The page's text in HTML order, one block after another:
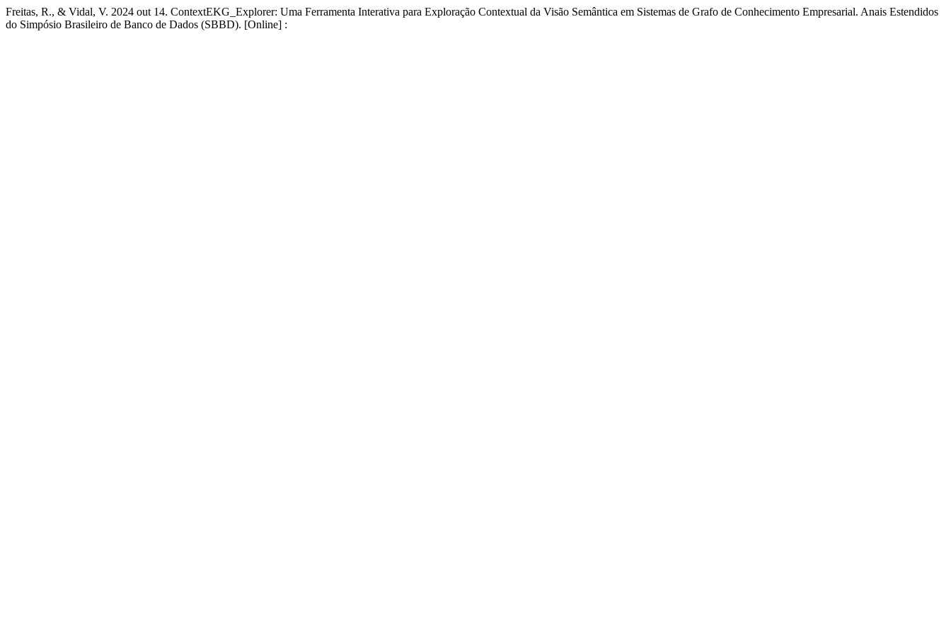
Freitas, R., & Vidal, V. 2024 out 14. ContextEKG_Explorer: Uma Ferramenta Interativa para Exploração Contextual da Visão Semântica em Sistemas de Grafo de Conhecimento Empresarial. Anais Estendidos
do Simpósio Brasileiro de Banco de Dados (SBBD). [Online] :